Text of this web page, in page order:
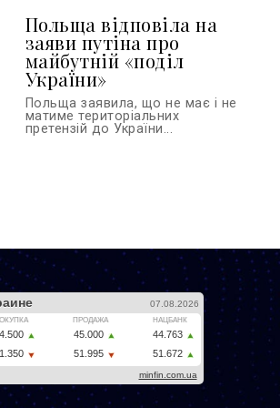
Польща відповіла на
заяви путіна про
майбутній «поділ
України»
Польща заявила, що не має і не
матиме територіальних
претензій до України...